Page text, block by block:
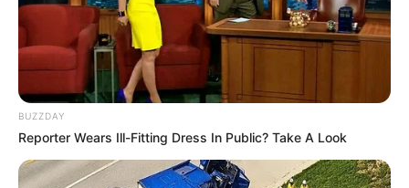
NUMEROS ASTRO QUINTE CHANCE DU JOUR
BUZZDAY
Reporter Wears Ill-Fitting Dress In Public? Take A Look